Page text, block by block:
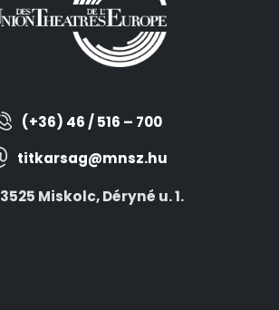
(+36) 46 / 516 – 700
titkarsag@mnsz.hu
3525 Miskolc, Déryné u. 1.